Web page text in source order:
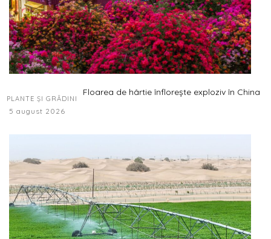
PLANTE ȘI GRĂDINI
Floarea de hârtie înflorește exploziv în China
5 august 2026